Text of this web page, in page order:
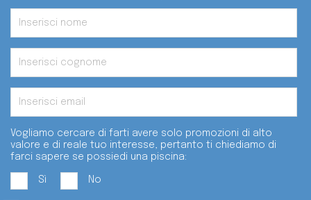
Vogliamo cercare di farti avere solo promozioni di alto
valore e di reale tuo interesse, pertanto ti chiediamo di
farci sapere se possiedi una piscina:
Sì No